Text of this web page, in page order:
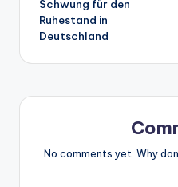
Schwung für den
Ruhestand in
Deutschland
No comments yet. Why